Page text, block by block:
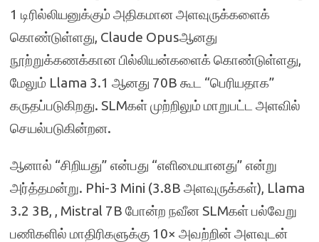
1 டிரில்லியனுக்கும் அதிகமான அளவுருக்களைக்
கொண்டுள்ளது, Claude Opusஆனது
நூற்றுக்கணக்கான பில்லியன்களைக் கொண்டுள்ளது,
மேலும் Llama 3.1 ஆனது 70B கூட “பெரியதாக”
கருதப்படுகிறது. SLMகள் முற்றிலும் மாறுபட்ட அளவில்
செயல்படுகின்றன.
ஆனால் “சிறியது” என்பது “எளிமையானது” என்று
அர்த்தமன்று. Phi-3 Mini (3.8B அளவுருக்கள்), Llama
3.2 3B, , Mistral 7B போன்ற நவீன SLMகள் பல்வேறு
பணிகளில் மாதிரிகளுக்கு 10× அவற்றின் அளவுடன்